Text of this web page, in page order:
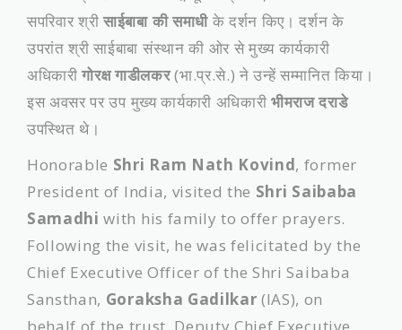
सपरिवार श्रीसाईबाबा की समाधीके दर्शन किए। दर्शन के
उपरांत श्री साईबाबा संस्थान की ओर से मुख्य कार्यकारी
अधिकारीगोरक्ष गाडीलकर(भा.प्र.से.) ने उन्हें सम्मानित किया।
इस अवसर पर उप मुख्य कार्यकारी अधिकारीभीमराज दराडे
उपस्थित थे।
Honorable Shri Ram Nath Kovind, former
President of India, visited the Shri Saibaba
Samadhi with his family to offer prayers.
Following the visit, he was felicitated by the
Chief Executive Officer of the Shri Saibaba
Sansthan, Goraksha Gadilkar (IAS), on